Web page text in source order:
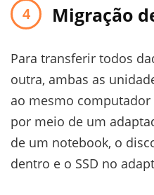
Migração
Para transferir todos
outra, ambas as
ao mesmo computador
por meio de um
de um notebook, o
dentro e o SSD no